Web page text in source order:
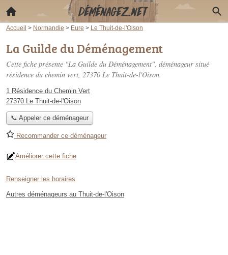
Accueil > Normandie > Eure > Le Thuit-de-l'Oison
La Guilde du Déménagement
Cette fiche présente "La Guilde du Déménagement", déménageur situé
résidence du chemin vert, 27370 Le Thuit-de-l'Oison.
1 Résidence du Chemin Vert
27370 Le Thuit-de-l'Oison
📞 Appeler ce déménageur
Recommander ce déménageur
Améliorer cette fiche
Renseigner les horaires
Autres déménageurs au Thuit-de-l'Oison